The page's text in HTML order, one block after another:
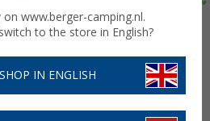
on www.berger-camping.nl.
to the store in English?
IN ENGLISH